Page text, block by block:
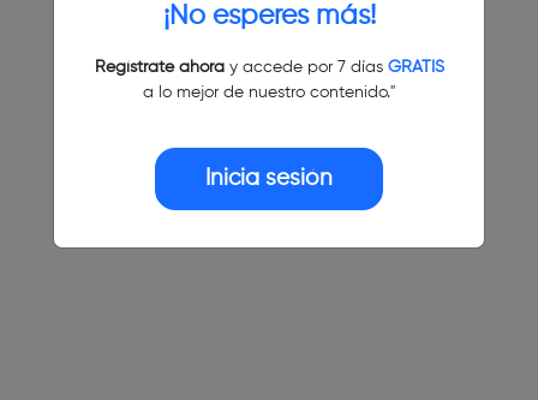
¡No esperes más!
Regístrate ahoray accede por 7 días GRATIS
a lo mejor de nuestro contenido."
Inicia sesión